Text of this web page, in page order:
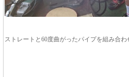
ストレートと60度曲がったパイプを組み合わ